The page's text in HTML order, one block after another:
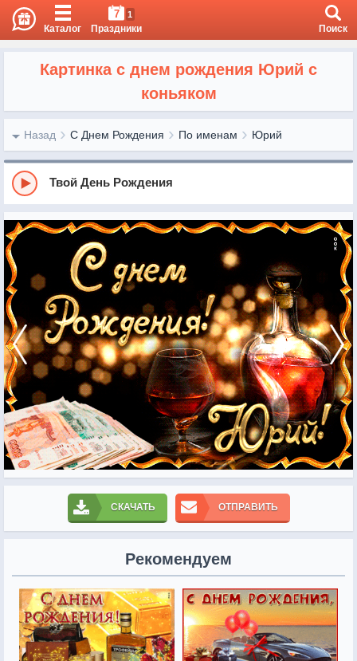
Каталог
7 1
Праздники Поиск
Картинка с днем рождения Юрий с
коньяком
Назад С Днем Рождения По именам Юрий
Твой День Рождения
СКАЧАТЬ ОТПРАВИТЬ
Рекомендуем